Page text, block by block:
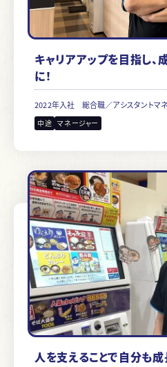
キャリアアップを目指し
に！
2022年入社 総合職／アシスタントマ
中途 マネージャー
人を支えることで自分も